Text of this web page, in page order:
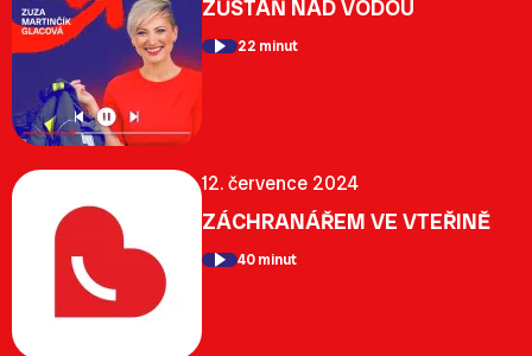
ZŮSTAŇ NAD VODOU
22 minut
12. července 2024
ZÁCHRANÁŘEM VE VTEŘINĚ
40 minut